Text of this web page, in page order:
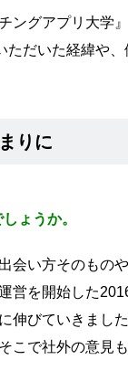
グアプリ大学
だいた経緯や
りに
ょうか。
会い方そのもの
営を開始した
びていきまし
こで社外の意見